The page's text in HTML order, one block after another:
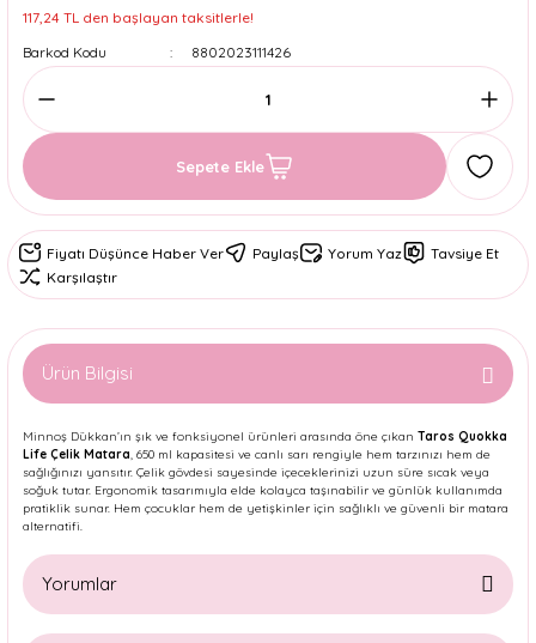
117,24 TL den başlayan taksitlerle!
Barkod Kodu
8802023111426
Sepete Ekle
Fiyatı Düşünce Haber Ver Paylaş Yorum Yaz
Tavsiye Et
Karşılaştır
Ürün Bilgisi
Minnoş Dükkan’ın şık ve fonksiyonel ürünleri arasında öne çıkan Taros Quokka
Life Çelik Matara, 650 ml kapasitesi ve canlı sarı rengiyle hem tarzınızı hem de
sağlığınızı yansıtır. Çelik gövdesi sayesinde içeceklerinizi uzun süre sıcak veya
soğuk tutar. Ergonomik tasarımıyla elde kolayca taşınabilir ve günlük kullanımda
pratiklik sunar. Hem çocuklar hem de yetişkinler için sağlıklı ve güvenli bir matara
alternatifi.
Yorumlar